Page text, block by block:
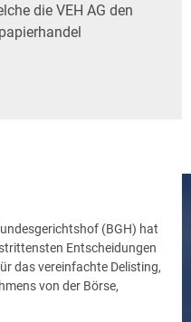
die VEH AG den
(BGH) hat
Entscheidungen
das vereinfachte Delisting,
von der Börse,